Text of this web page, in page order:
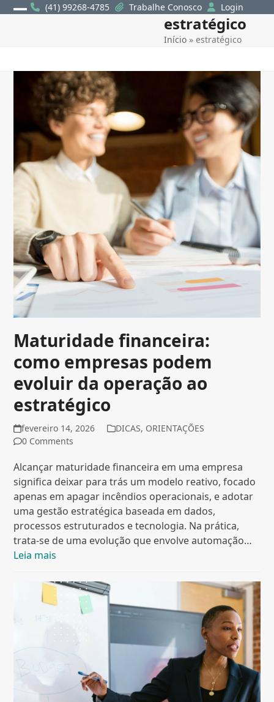
Skip
(41) 99268-4785 Trabalhe Conosco Login
estratégico
Início »estratégico
Maturidade financeira:
como empresas podem
evoluir da operação ao
estratégico
fevereiro 14, 2026 DICAS, ORIENTAÇÕES
0 Comments
Alcançar maturidade financeira em uma empresa
significa deixar para trás um modelo reativo, focado
apenas em apagar incêndios operacionais, e adotar
uma gestão estratégica baseada em dados,
processos estruturados e tecnologia. Na prática,
trata-se de uma evolução que envolve automação…
Leia mais